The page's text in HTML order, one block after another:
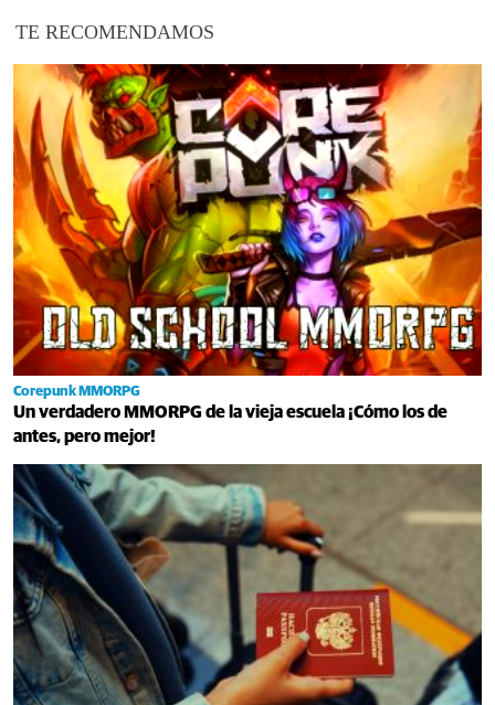
TE RECOMENDAMOS
Corepunk MMORPG
Un verdadero MMORPG de la vieja escuela ¡Cómo los de
antes, pero mejor!